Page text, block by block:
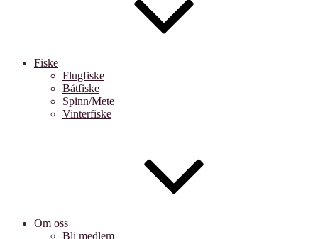
Fiske
Flugfiske
Båtfiske
Spinn/Mete
Vinterfiske
Om oss
Bli medlem